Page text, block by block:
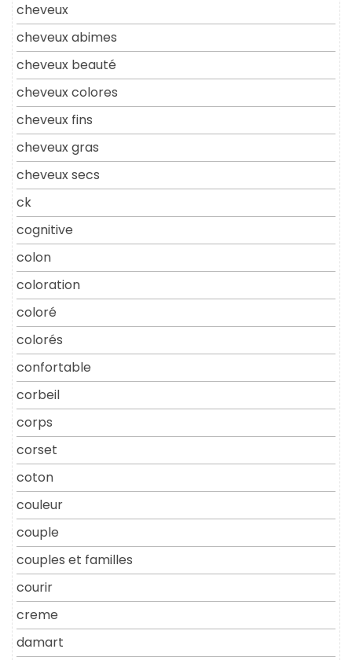
cheveux
cheveux abimes
cheveux beauté
cheveux colores
cheveux fins
cheveux gras
cheveux secs
ck
cognitive
colon
coloration
coloré
colorés
confortable
corbeil
corps
corset
coton
couleur
couple
couples et familles
courir
creme
damart